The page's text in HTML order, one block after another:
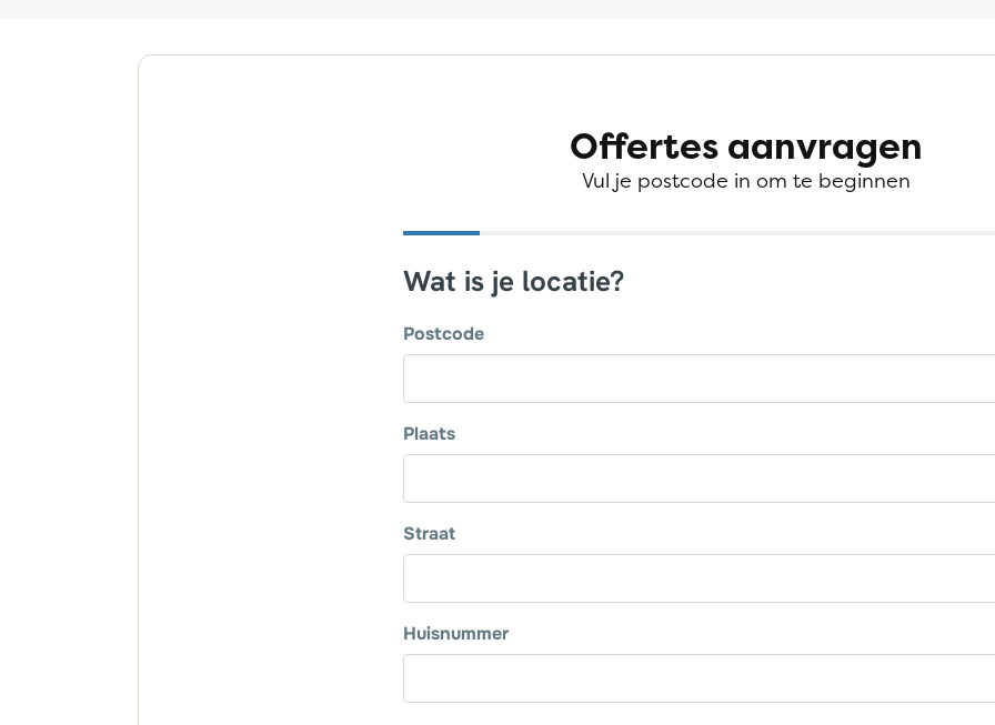
Offertes aanvragen
Vul je postcode in om te beginnen